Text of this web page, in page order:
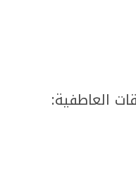
العاطفية: